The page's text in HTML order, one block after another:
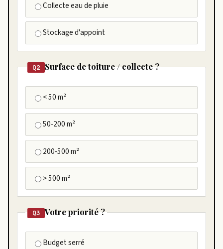
Collecte eau de pluie
Stockage d'appoint
Q2 Surface de toiture / collecte ?
< 50 m²
50-200 m²
200-500 m²
> 500 m²
Q3 Votre priorité ?
Budget serré